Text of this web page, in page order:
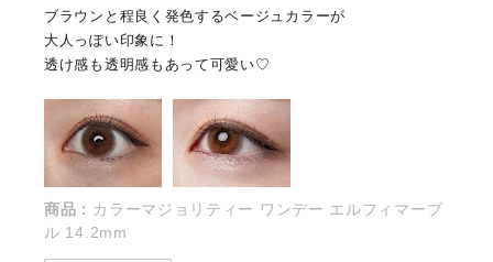
ブラウンと程良く発色するベージュカラーが
大人っぽい印象に！
透け感も透明感もあって可愛い♡
商品： カラーマジョリティー ワンデー エルフィマーブ
ル 14.2mm